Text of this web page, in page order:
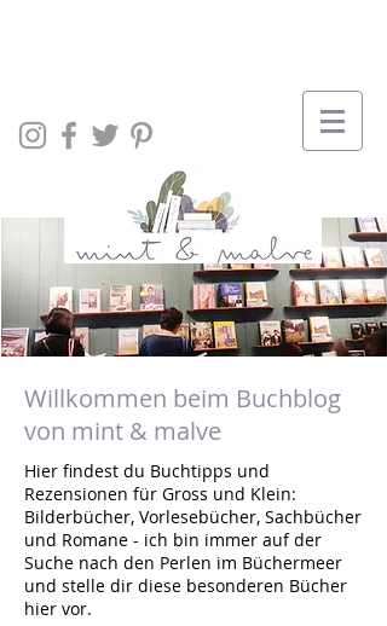
Willkommen beim Buchblog
von mint & malve
Hier findest du Buchtipps und
Rezensionen für Gross und Klein:
Bilderbücher, Vorlesebücher, Sachbücher
und Romane - ich bin immer auf der
Suche nach den Perlen im Büchermeer
und stelle dir diese besonderen Bücher
hier vor.